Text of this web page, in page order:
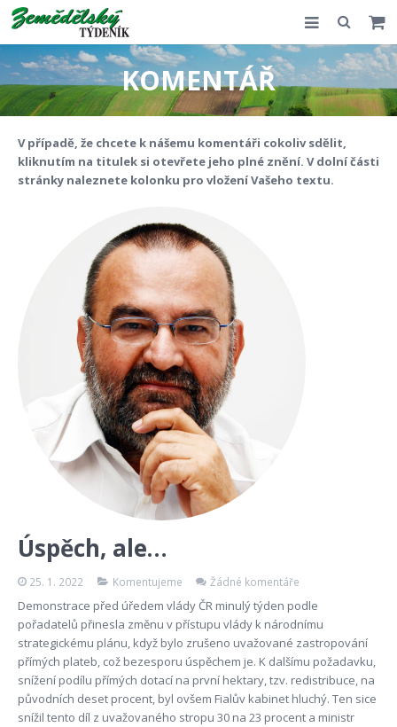
Slovensko
Komentář
Akce
E-shop
KOMENTÁŘ
V případě, že chcete k nášemu komentáři cokoliv sdělit,
kliknutím na titulek si otevřete jeho plné znění. V dolní části
stránky naleznete kolonku pro vložení Vašeho textu.
Úspěch, ale…
25. 1. 2022 Komentujeme Žádné komentáře
Demonstrace před úředem vlády ČR minulý týden podle
pořadatelů přinesla změnu v přístupu vlády k národnímu
strategickému plánu, když bylo zrušeno uvažované zastropování
přímých plateb, což bezesporu úspěchem je. K dalšímu požadavku,
snížení podílu přímých dotací na první hektary, tzv. redistribuce, na
původních deset procent, byl ovšem Fialův kabinet hluchý. Ten sice
snížil tento díl z uvažovaného stropu 30 na 23 procent a ministr